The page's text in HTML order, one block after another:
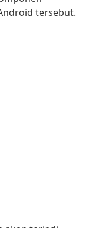
tersebut.